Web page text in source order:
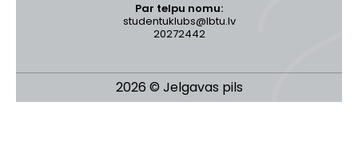
Par telpu nomu:
studentuklubs@lbtu.lv
20272442
2026 © Jelgavas pils